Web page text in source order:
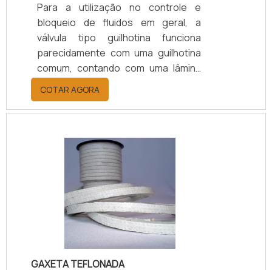
Para a utilização no controle e
bloqueio de fluidos em geral, a
válvula tipo guilhotina funciona
parecidamente com uma guilhotina
comum, contando com uma lâmina
de aço inoxidável que
perpendicularmente se movimenta
junto a válvula.Mais informações
controle de sólidos em suspensão,
pastas, pós, massas entre outros, a
válvula tipo guilhotina é amplamente
utilizada nos segmentos alimentício,
celulose, petroquímica, mineração,
saneamento, papel entre outros. A
COTAR AGORA
GAXETA TEFLONADA